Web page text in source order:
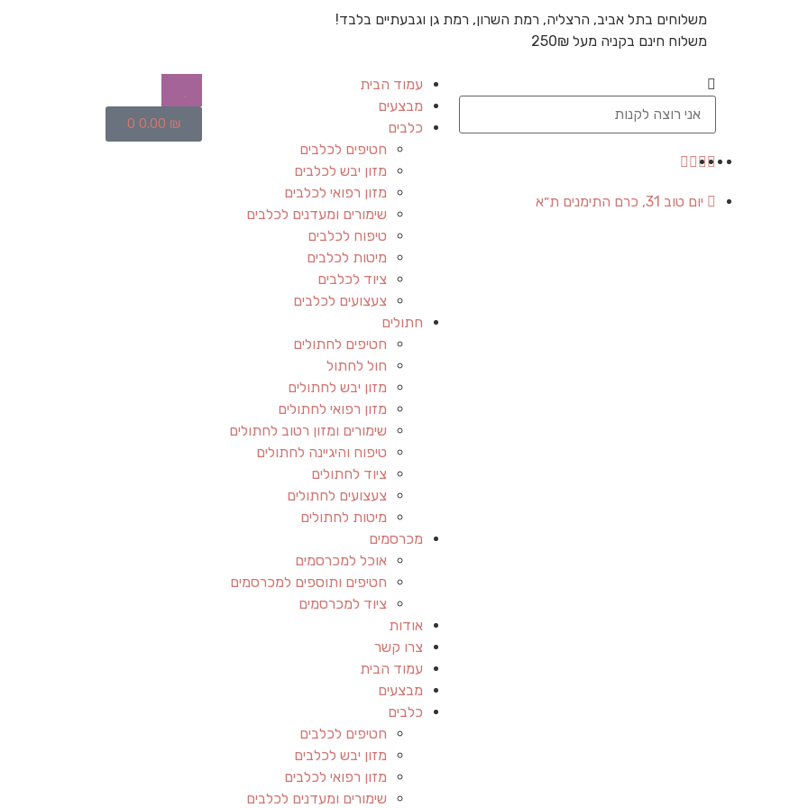
משלוחים בתל אביב, הרצליה, רמת השרון, רמת גן וגבעתיים בלבד!
משלוח חינם בקניה מעל 250₪
יום טוב 31, כרם התימנים ת״א
עמוד הבית
מבצעים
כלבים
חטיפים לכלבים
מזון יבש לכלבים
מזון רפואי לכלבים
שימורים ומעדנים לכלבים
טיפוח לכלבים
מיטות לכלבים
ציוד לכלבים
צעצועים לכלבים
חתולים
חטיפים לחתולים
חול לחתול
מזון יבש לחתולים
מזון רפואי לחתולים
שימורים ומזון רטוב לחתולים
טיפוח והיגיינה לחתולים
ציוד לחתולים
צעצועים לחתולים
מיטות לחתולים
מכרסמים
אוכל למכרסמים
חטיפים ותוספים למכרסמים
ציוד למכרסמים
אודות
צרו קשר
עמוד הבית
מבצעים
כלבים
חטיפים לכלבים
מזון יבש לכלבים
מזון רפואי לכלבים
שימורים ומעדנים לכלבים
0.00 ₪
0